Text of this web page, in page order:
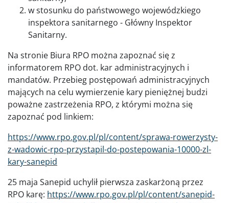
w stosunku do państwowego wojewódzkiego
inspektora sanitarnego - Główny Inspektor
Sanitarny.
Na stronie Biura RPO można zapoznać się z
informatorem RPO dot. kar administracyjnych i
mandatów. Przebieg postępowań administracyjnych
mających na celu wymierzenie kary pieniężnej budzi
poważne zastrzeżenia RPO, z którymi można się
zapoznać pod linkiem:
https://www.rpo.gov.pl/pl/content/sprawa-rowerzysty-
z-wadowic-rpo-przystapil-do-postepowania-10000-zl-
kary-sanepid
25 maja Sanepid uchylił pierwsza zaskarżoną przez
RPO karę: https://www.rpo.gov.pl/pl/content/sanepid-